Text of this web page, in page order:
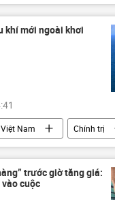
gia Việt Nam
khí mới ngoài khơi
Việt Nam
Chính trị
Kinh tế
doanh nghiệp
trước giờ tăng giá:
cuộc